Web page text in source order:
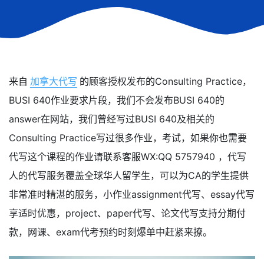
来自 加拿大代写 的顾客授权发布的Consulting Practice，
BUSI 640作业要求片段，我们不会发布BUSI 640的
answer在网站，我们曾经写过BUSI 640及相关的
Consulting Practice写过很多作业，考试，如果你也需要
代写这个课程的作业请联系客服WX:QQ 5757940 ，代写
人的代写服务覆盖全球华人留学生，可以为CA的学生提供
非常准时精湛的服务，小作业assignment代写、essay代写
享适时优惠，project、paper代写、论文代写支持分期付
款，网课、exam代考预约时刻爆单中赶紧来撩。